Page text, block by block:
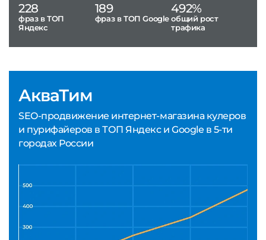
АкваТим
SEO-продвижение интернет-магазина кулеров
и пурифайеров в ТОП Яндекс и Google в 5-ти
городах России
228
фраз в ТОП
Яндекс
189
фраз в ТОП Google
492%
общий рост
трафика